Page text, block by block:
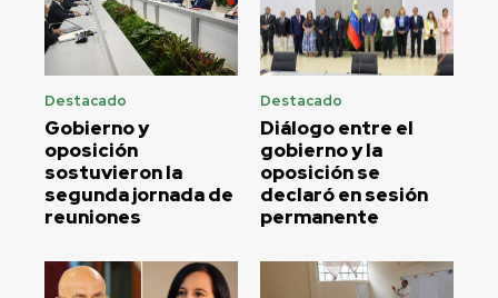
Destacado
Gobierno y
oposición
sostuvieron la
segunda jornada de
reuniones
Destacado
Diálogo entre el
gobierno y la
oposición se
declaró en sesión
permanente